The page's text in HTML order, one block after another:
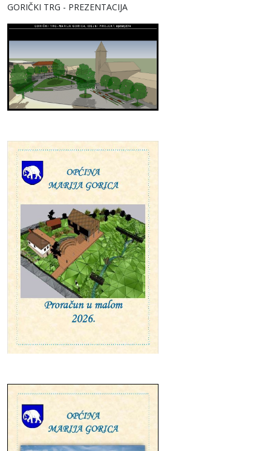
GORIČKI TRG - PREZENTACIJA